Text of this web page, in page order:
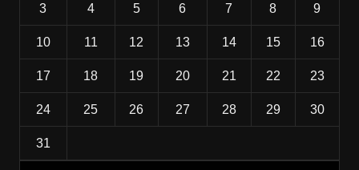
3 4 5 6 7 8 9
10 11 12 13 14 15 16
17 18 19 20 21 22 23
24 25 26 27 28 29 30
31